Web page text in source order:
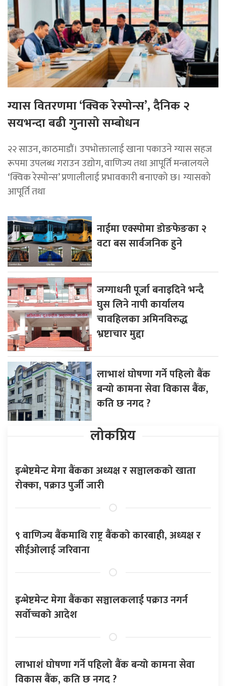
ग्यास वितरणमा ‘क्विक रेस्पोन्स’, दैनिक २
सयभन्दा बढी गुनासो सम्बोधन
२२ साउन, काठमाडाैं। उपभोक्तालाई खाना पकाउने ग्यास सहज
रूपमा उपलब्ध गराउन उद्योग, वाणिज्य तथा आपूर्ति मन्त्रालयले
‘क्विक रेस्पोन्स’ प्रणालीलाई प्रभावकारी बनाएको छ। ग्यासको
आपूर्ति तथा
नाईमा एक्स्पोमा डोङफेङका २
वटा बस सार्वजनिक हुने
जग्गाधनी पूर्जा बनाइदिने भन्दै
घुस लिने नापी कार्यालय
चावहिलका अमिनविरुद्ध
भ्रष्टाचार मुद्दा
लाभाशं घोषणा गर्ने पहिलो बैंक
बन्यो कामना सेवा विकास बैंक,
कति छ नगद ?
लोकप्रिय
इन्भेष्टमेन्ट मेगा बैंकका अध्यक्ष र सञ्चालकको खाता
रोक्का, पक्राउ पुर्जी जारी
९ वाणिज्य बैंकमाथि राष्ट्र बैंकको कारबाही, अध्यक्ष र
सीईओलाई जरिवाना
इन्भेष्टमेन्ट मेगा बैंकका सञ्चालकलाई पक्राउ नगर्न
सर्वोच्चको आदेश
लाभाशं घोषणा गर्ने पहिलो बैंक बन्यो कामना सेवा
विकास बैंक, कति छ नगद ?